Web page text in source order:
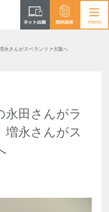
永さんがスペランツァ大阪へ
永田さんがラ
増永さんがス